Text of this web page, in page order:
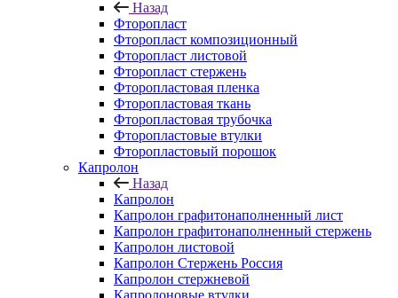
Назад
Фторопласт
Фторопласт композиционный
Фторопласт листовой
Фторопласт стержень
Фторопластовая пленка
Фторопластовая ткань
Фторопластовая трубочка
Фторопластовые втулки
Фторопластовый порошок
Капролон
Назад
Капролон
Капролон графитонаполненный лист
Капролон графитонаполненный стержень
Капролон листовой
Капролон Стержень Россия
Капролон стержневой